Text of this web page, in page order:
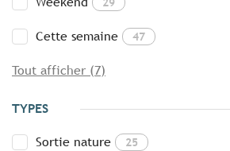
Cette semaine 47
Tout afficher (7)
TYPES
Sortie nature 25